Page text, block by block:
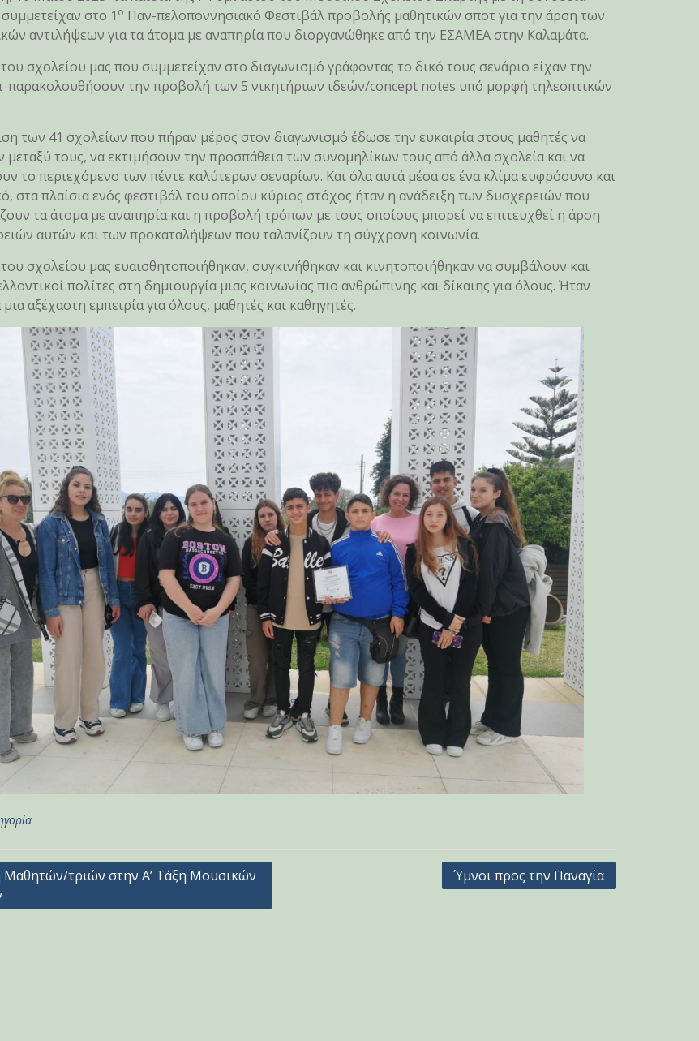
στο 1 ο Παν-πελοποννησιακό Φεστιβάλ προβολής μαθητικών σποτ για την άρση των
αντιλήψεων για τα άτομα με αναπηρία που διοργανώθηκε από την ΕΣΑΜΕΑ στην Καλαμάτα.
σχολείου μας που συμμετείχαν στο διαγωνισμό γράφοντας το δικό τους σενάριο είχαν την
παρακολουθήσουν την προβολή των 5 νικητήριων ιδεών/concept notes υπό μορφή τηλεοπτικών
των 41 σχολείων που πήραν μέρος στον διαγωνισμό έδωσε την ευκαιρία στους μαθητές να
μεταξύ τους, να εκτιμήσουν την προσπάθεια των συνομηλίκων τους από άλλα σχολεία και να
το περιεχόμενο των πέντε καλύτερων σεναρίων. Και όλα αυτά μέσα σε ένα κλίμα ευφρόσυνο και
στα πλαίσια ενός φεστιβάλ του οποίου κύριος στόχος ήταν η ανάδειξη των δυσχερειών που
τα άτομα με αναπηρία και η προβολή τρόπων με τους οποίους μπορεί να επιτευχθεί η άρση
αυτών και των προκαταλήψεων που ταλανίζουν τη σύγχρονη κοινωνία.
σχολείου μας ευαισθητοποιήθηκαν, συγκινήθηκαν και κινητοποιήθηκαν να συμβάλουν και
πολίτες στη δημιουργία μιας κοινωνίας πιο ανθρώπινης και δίκαιης για όλους. Ήταν
αξέχαστη εμπειρία για όλους, μαθητές και καθηγητές.
Μαθητών/τριών στην Α’ Τάξη Μουσικών
Ύμνοι προς την Παναγία